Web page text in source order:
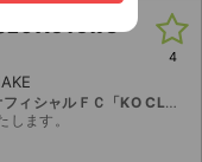
ACTOR'S
年額会員限定】 最速先行1次抽選にて当選
ます。
4